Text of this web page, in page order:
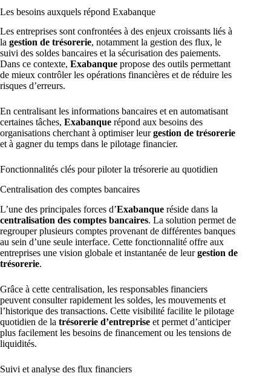
Les besoins auxquels répond Exabanque
Les entreprises sont confrontées à des enjeux croissants liés à
la gestion de trésorerie, notamment la gestion des flux, le
suivi des soldes bancaires et la sécurisation des paiements.
Dans ce contexte, Exabanque propose des outils permettant
de mieux contrôler les opérations financières et de réduire les
risques d’erreurs.
En centralisant les informations bancaires et en automatisant
certaines tâches, Exabanque répond aux besoins des
organisations cherchant à optimiser leurgestion de trésorerie
et à gagner du temps dans le pilotage financier.
Fonctionnalités clés pour piloter la trésorerie au quotidien
Centralisation des comptes bancaires
L’une des principales forces d’Exabanque réside dans la
centralisation des comptes bancaires. La solution permet de
regrouper plusieurs comptes provenant de différentes banques
au sein d’une seule interface. Cette fonctionnalité offre aux
entreprises une vision globale et instantanée de leurgestion de
trésorerie.
Grâce à cette centralisation, les responsables financiers
peuvent consulter rapidement les soldes, les mouvements et
l’historique des transactions. Cette visibilité facilite le pilotage
quotidien de la trésorerie d’entreprise et permet d’anticiper
plus facilement les besoins de financement ou les tensions de
liquidités.
Suivi et analyse des flux financiers